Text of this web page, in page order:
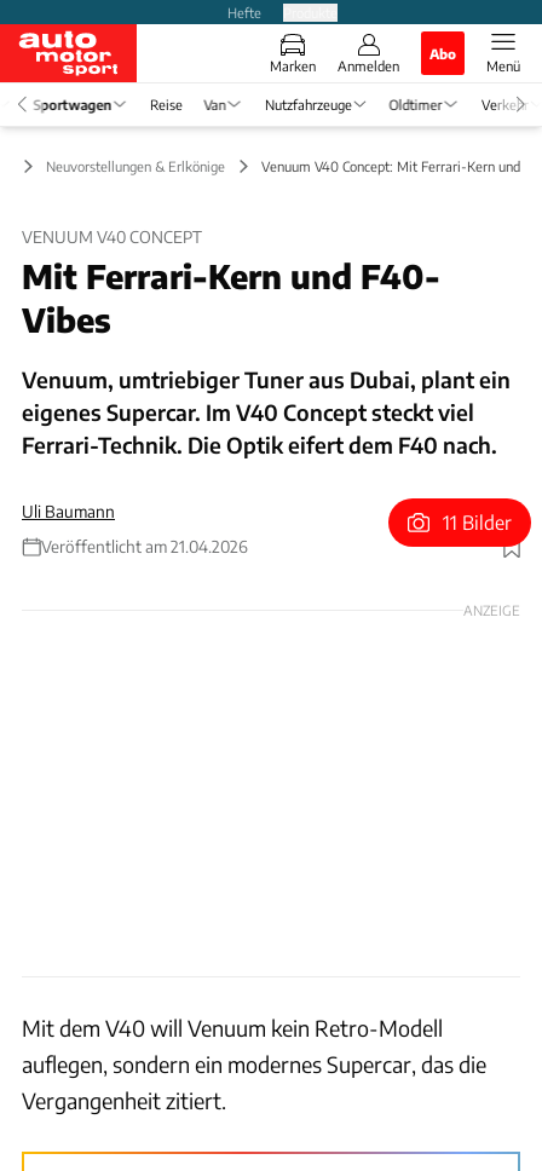
Hefte
Marken Anmelden
Abo
Menü
Sportwagen Reise Van Nutzfahrzeuge Oldtimer Verkehr
Neuvorstellungen & Erlkönige Venuum V40 Concept: Mit Ferrari-Kern und
VENUUM V40 CONCEPT
Mit Ferrari-Kern und F40-
Vibes
Venuum, umtriebiger Tuner aus Dubai, plant ein
eigenes Supercar. Im V40 Concept steckt viel
Ferrari-Technik. Die Optik eifert dem F40 nach.
Uli Baumann
Veröffentlicht am 21.04.2026
Foto: Venuum
11 Bilder
ANZEIGE
Mit dem V40 will Venuum kein Retro-Modell
auflegen, sondern ein modernes Supercar, das die
Vergangenheit zitiert.